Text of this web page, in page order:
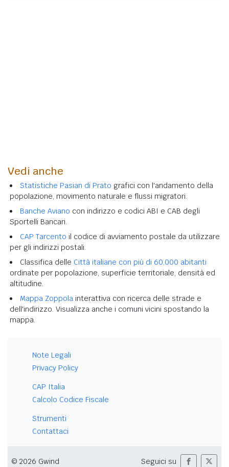
Vedi anche
Statistiche Pasian di Prato grafici con l'andamento della
popolazione, movimento naturale e flussi migratori.
Banche Aviano con indirizzo e codici ABI e CAB degli
Sportelli Bancari.
CAP Tarcento il codice di avviamento postale da utilizzare
per gli indirizzi postali.
Classifica delle Città italiane con più di 60.000 abitanti
ordinate per popolazione, superficie territoriale, densità ed
altitudine.
Mappa Zoppola interattiva con ricerca delle strade e
dell'indirizzo. Visualizza anche i comuni vicini spostando la
mappa.
Note Legali
Privacy Policy
CAP Italia
Calcolo Codice Fiscale
Strumenti
Contattaci
© 2026 Gwind Seguici su